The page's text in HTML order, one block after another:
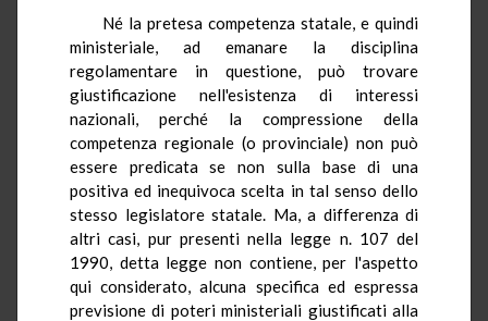
Né la pretesa competenza statale, e quindi
ministeriale, ad emanare la disciplina
regolamentare in questione, può trovare
giustificazione nell'esistenza di interessi
nazionali, perché la compressione della
competenza regionale (o provinciale) non può
essere predicata se non sulla base di una
positiva ed inequivoca scelta in tal senso dello
stesso legislatore statale. Ma, a differenza di
altri casi, pur presenti nella legge n. 107 del
1990, detta legge non contiene, per l'aspetto
qui considerato, alcuna specifica ed espressa
previsione di poteri ministeriali giustificati alla